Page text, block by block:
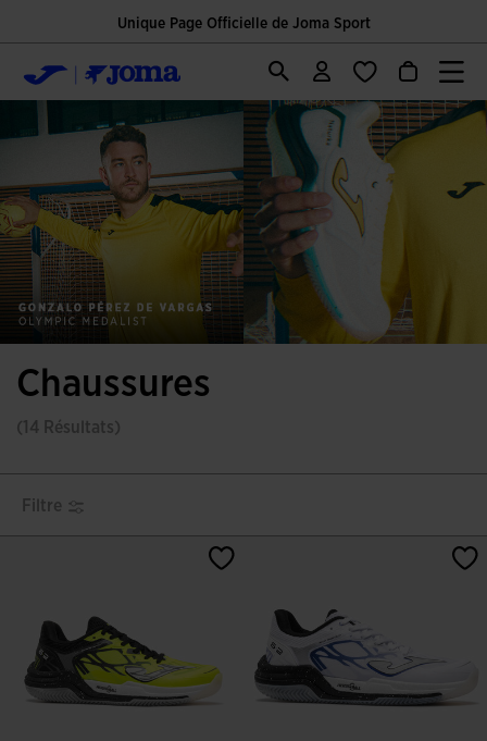
Unique Page Officielle de Joma Sport
Chaussures
(14 Résultats)
Filtre